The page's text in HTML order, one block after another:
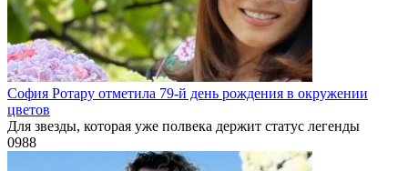
София Ротару отметила 79-й день рождения в окружении
цветов
Для звезды, которая уже полвека держит статус легенды
0988